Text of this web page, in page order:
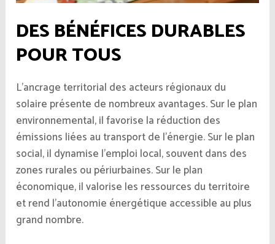
DES BÉNÉFICES DURABLES
POUR TOUS
L’ancrage territorial des acteurs régionaux du
solaire présente de nombreux avantages. Sur le plan
environnemental, il favorise la réduction des
émissions liées au transport de l’énergie. Sur le plan
social, il dynamise l’emploi local, souvent dans des
zones rurales ou périurbaines. Sur le plan
économique, il valorise les ressources du territoire
et rend l’autonomie énergétique accessible au plus
grand nombre.